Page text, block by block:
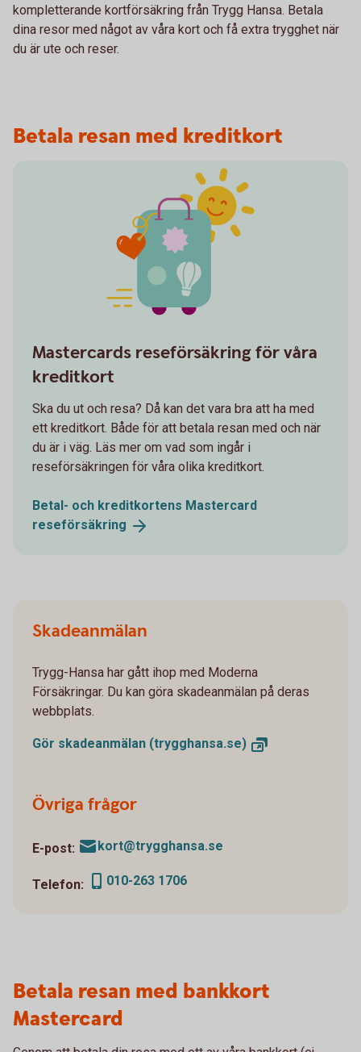
kompletterande kortförsäkring från Trygg Hansa. Betala
dina resor med något av våra kort och få extra trygghet när
du är ute och reser.
Betala resan med kreditkort
Mastercards reseförsäkring för våra
kreditkort
Ska du ut och resa? Då kan det vara bra att ha med
ett kreditkort. Både för att betala resan med och när
du är i väg. Läs mer om vad som ingår i
reseförsäkringen för våra olika kreditkort.
Betal- och kreditkortens Mastercard
reseförsäkring
Skadeanmälan
Trygg-Hansa har gått ihop med Moderna
Försäkringar. Du kan göra skadeanmälan på deras
webbplats.
Gör skadeanmälan (trygghansa.se)
Övriga frågor
E-post: kort@trygghansa.se
Telefon: 010-263 1706
Betala resan med bankkort
Mastercard